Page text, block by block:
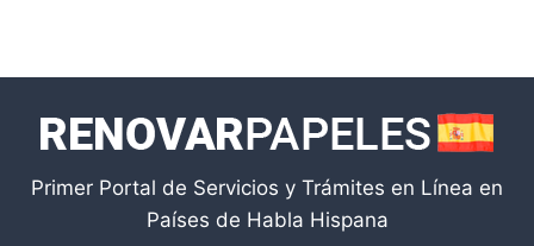
Primer Portal de Servicios y Trámites en Línea en
Países de Habla Hispana